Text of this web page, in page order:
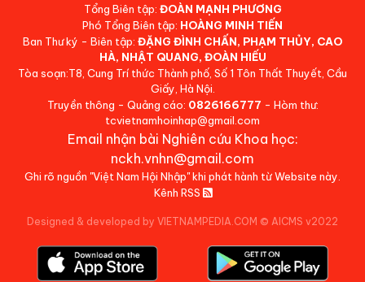
Tổng Biên tập: ĐOÀN MẠNH PHƯƠNG
Phó Tổng Biên tập: HOÀNG MINH TIẾN
Ban Thư ký - Biên tập: ĐẶNG ĐÌNH CHẤN, PHẠM THỦY, CAO
HÀ, NHẬT QUANG, ĐOÀN HIẾU
Tòa soạn:T8, Cung Trí thức Thành phố, Số 1 Tôn Thất Thuyết, Cầu
Giấy, Hà Nội.
Truyền thông - Quảng cáo: 0826166777 - Hòm thư:
tcvietnamhoinhap@gmail.com
Email nhận bài Nghiên cứu Khoa học:
nckh.vnhn@gmail.com
Ghi rõ nguồn "Việt Nam Hội Nhập" khi phát hành từ Website này.
Kênh RSS
Designed & developed by VIETNAMPEDIA.COM © AICMS v2022